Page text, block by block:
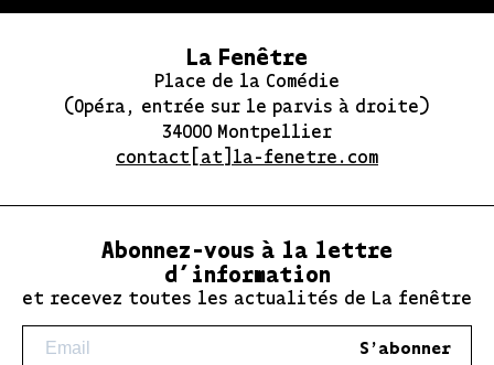
La Fenêtre
Place de la Comédie
(Opéra, entrée sur le parvis à droite)
34000 Montpellier
contact[at]la-fenetre.com
Abonnez-vous à la lettre
d’information
et recevez toutes les actualités de La fenêtre
S'abonner